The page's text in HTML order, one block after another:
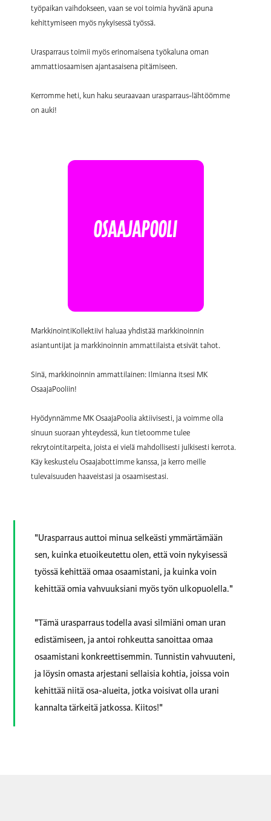
työpaikan vaihdokseen, vaan se voi toimia hyvänä apuna
kehittymiseen myös nykyisessä työssä.
Urasparraus toimii myös erinomaisena työkaluna oman
ammattiosaamisen ajantasaisena pitämiseen.
Kerromme heti, kun haku seuraavaan urasparraus-lähtöömme
on auki!
OSAAJAPOOLI
MarkkinointiKollektiivi haluaa yhdistää markkinoinnin
asiantuntijat ja markkinoinnin ammattilaista etsivät tahot.
Sinä, markkinoinnin ammattilainen: Ilmianna itsesi MK
OsaajaPooliin!
Hyödynnämme MK OsaajaPoolia aktiivisesti, ja voimme olla
sinuun suoraan yhteydessä, kun tietoomme tulee
rekrytointitarpeita, joista ei vielä mahdollisesti julkisesti kerrota.
Käy keskustelu Osaajabottimme kanssa, ja kerro meille
tulevaisuuden haaveistasi ja osaamisestasi.
"Urasparraus auttoi minua selkeästi ymmärtämään
sen, kuinka etuoikeutettu olen, että voin nykyisessä
työssä kehittää omaa osaamistani, ja kuinka voin
kehittää omia vahvuuksiani myös työn ulkopuolella."
"Tämä urasparraus todella avasi silmiäni oman uran
edistämiseen, ja antoi rohkeutta sanoittaa omaa
osaamistani konkreettisemmin. Tunnistin vahvuuteni,
ja löysin omasta arjestani sellaisia kohtia, joissa voin
kehittää niitä osa-alueita, jotka voisivat olla urani
kannalta tärkeitä jatkossa. Kiitos!"